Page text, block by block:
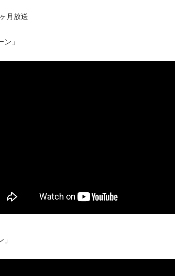
月放送
ン」
」